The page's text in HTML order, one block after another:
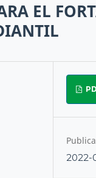
EL
2022-